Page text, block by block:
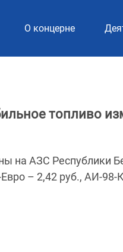
О концерне
топливо
на АЗС Республики
– 2,42 руб., АИ-98-